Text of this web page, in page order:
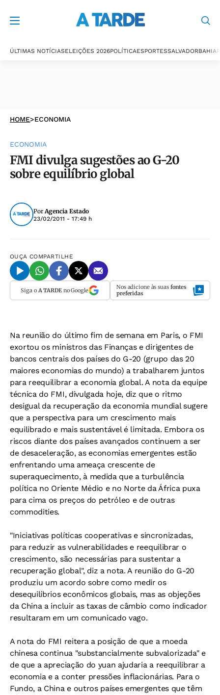
ÚLTIMAS NOTÍCIASELEIÇÕES 2026POLÍTICAESPORTESSALVADORBAHIA
HOME>ECONOMIA
ECONOMIA
FMI divulga sugestões ao G-20
sobre equilíbrio global
PorAgencia Estado
23/02/2011 - 17:49 h
OUÇA COMPARTILHE
Siga o A TARDEno Google Nos adicione às suas fontes
preferidas
Na reunião do último fim de semana em Paris, o FMI
exortou os ministros das Finanças e dirigentes de
bancos centrais dos países do G-20 (grupo das 20
maiores economias do mundo) a trabalharem juntos
para reequilibrar a economia global. A nota da equipe
técnica do FMI, divulgada hoje, diz que o ritmo
desigual da recuperação da economia mundial sugere
que a perspectiva para um crescimento mais
equilibrado e mais sustentável é limitada. Embora os
riscos diante dos países avançados continuem a ser
de desaceleração, as economias emergentes estão
enfrentando uma ameaça crescente de
superaquecimento, à medida que a turbulência
política no Oriente Médio e no Norte da África puxa
para cima os preços do petróleo e de outras
commodities.
"Iniciativas políticas cooperativas e sincronizadas,
para reduzir as vulnerabilidades e reequilibrar o
crescimento, são necessárias para sustentar a
recuperação global", diz a nota. A reunião do G-20
produziu um acordo sobre como medir os
desequilíbrios econômicos globais, mas as objeções
da China a incluir as taxas de câmbio como indicador
resultaram em um comunicado vago.
A nota do FMI reitera a posição de que a moeda
chinesa continua "substancialmente subvalorizada" e
de que a apreciação do yuan ajudaria a reequilibrar a
economia e a conter pressões inflacionárias. Para o
Fundo, a China e outros países emergentes que têm